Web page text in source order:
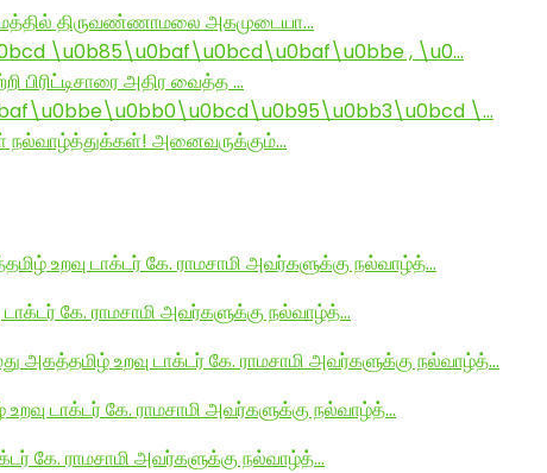
திருவண்ணாமலை அகமுடையா…
\u0b85\u0baf\u0bcd\u0baf\u0bbe , \u0…
அதிர வைத்த …
\…
நல்வாழ்த்துக்கள்! அனைவருக்கும்…
உறவு டாக்டர் கே. ராமசாமி அவர்களுக்கு நல்வாழ்த்…
கே. ராமசாமி அவர்களுக்கு நல்வாழ்த்…
அகத்தமிழ் உறவு டாக்டர் கே. ராமசாமி அவர்களுக்கு நல்வாழ்த்…
டாக்டர் கே. ராமசாமி அவர்களுக்கு நல்வாழ்த்…
கே. ராமசாமி அவர்களுக்கு நல்வாழ்த்…